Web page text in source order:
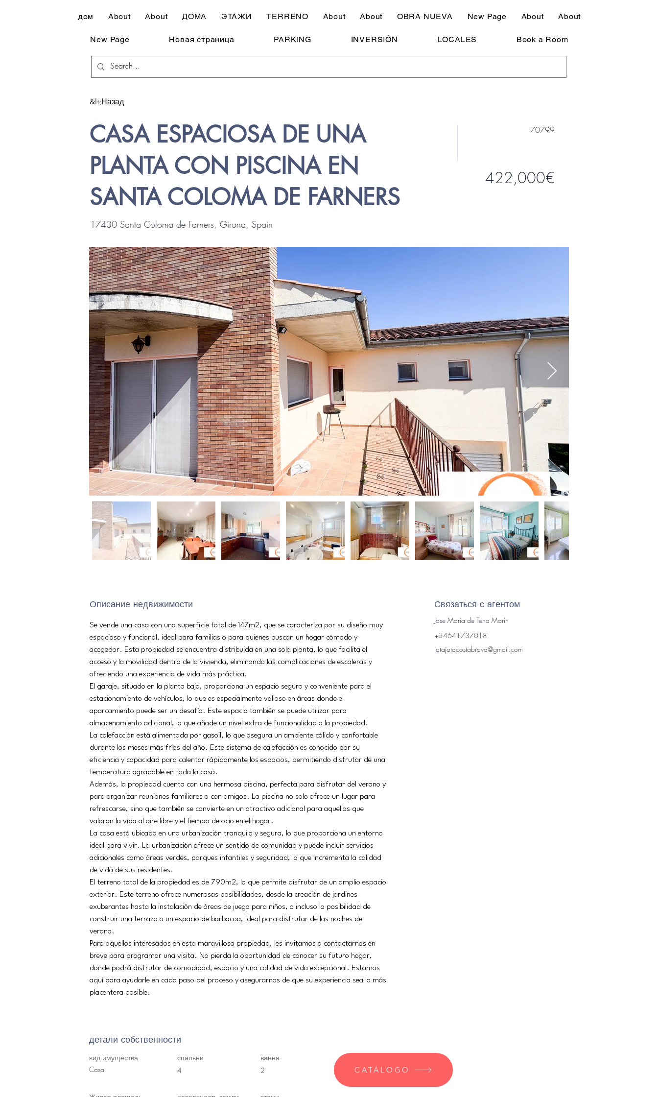
дом About About ДОМА ЭТАЖИ TERRENO About About OBRA NUEVA New Page About About
New Page Новая страница PARKING INVERSIÓN LOCALES Book a Room
&lt;Назад
CASA ESPACIOSA DE UNA
PLANTA CON PISCINA EN
SANTA COLOMA DE FARNERS
17430 Santa Coloma de Farners, Girona, Spain
70799
422,000€
Описание недвижимости
Se vende una casa con una superficie total de 147m2, que se caracteriza por su diseño muy
espacioso y funcional, ideal para familias o para quienes buscan un hogar cómodo y
acogedor. Esta propiedad se encuentra distribuida en una sola planta, lo que facilita el
acceso y la movilidad dentro de la vivienda, eliminando las complicaciones de escaleras y
ofreciendo una experiencia de vida más práctica.
El garaje, situado en la planta baja, proporciona un espacio seguro y conveniente para el
estacionamiento de vehículos, lo que es especialmente valioso en áreas donde el
aparcamiento puede ser un desafío. Este espacio también se puede utilizar para
almacenamiento adicional, lo que añade un nivel extra de funcionalidad a la propiedad.
La calefacción está alimentada por gasoil, lo que asegura un ambiente cálido y confortable
durante los meses más fríos del año. Este sistema de calefacción es conocido por su
eficiencia y capacidad para calentar rápidamente los espacios, permitiendo disfrutar de una
temperatura agradable en toda la casa.
Además, la propiedad cuenta con una hermosa piscina, perfecta para disfrutar del verano y
para organizar reuniones familiares o con amigos. La piscina no solo ofrece un lugar para
refrescarse, sino que también se convierte en un atractivo adicional para aquellos que
valoran la vida al aire libre y el tiempo de ocio en el hogar.
La casa está ubicada en una urbanización tranquila y segura, lo que proporciona un entorno
ideal para vivir. La urbanización ofrece un sentido de comunidad y puede incluir servicios
adicionales como áreas verdes, parques infantiles y seguridad, lo que incrementa la calidad
de vida de sus residentes.
El terreno total de la propiedad es de 790m2, lo que permite disfrutar de un amplio espacio
exterior. Este terreno ofrece numerosas posibilidades, desde la creación de jardines
exuberantes hasta la instalación de áreas de juego para niños, o incluso la posibilidad de
construir una terraza o un espacio de barbacoa, ideal para disfrutar de las noches de
verano.
Para aquellos interesados en esta maravillosa propiedad, les invitamos a contactarnos en
breve para programar una visita. No pierda la oportunidad de conocer su futuro hogar,
donde podrá disfrutar de comodidad, espacio y una calidad de vida excepcional. Estamos
aquí para ayudarle en cada paso del proceso y asegurarnos de que su experiencia sea lo más
placentera posible.
Связаться с агентом
Jose Maria de Tena Marin
+34641737018
jotajotacostabrava@gmail.com
детали собственности
вид имущества
Casa
спальни
4
ванна
2
CATÁLOGO